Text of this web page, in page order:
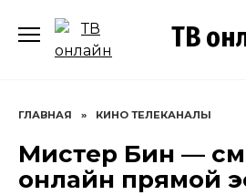
содержанию
ТВ
ГЛАВНАЯ » КИНО ТЕЛЕКАНАЛЫ
Мистер Бин —
онлайн прямой